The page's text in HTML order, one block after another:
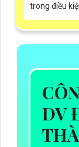
trong điều
DV